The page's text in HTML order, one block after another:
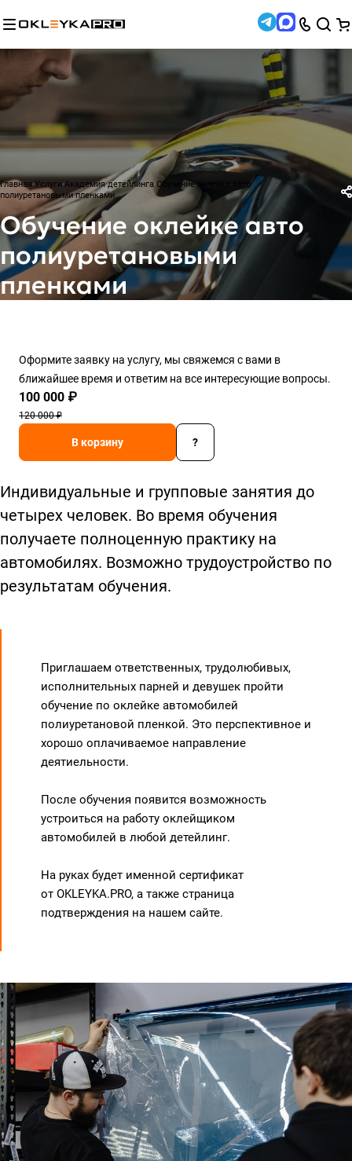
Главная Услуги Академия детейлинга Обучение оклейке авто
полиуретановыми пленками
Обучение оклейке авто
полиуретановыми
пленками
Оформите заявку на услугу, мы свяжемся с вами в
ближайшее время и ответим на все интересующие вопросы.
100 000 ₽
120 000 ₽
В корзину ?
Индивидуальные и групповые занятия до
четырех человек. Во время обучения
получаете полноценную практику на
автомобилях. Возможно трудоустройство по
результатам обучения.
Приглашаем ответственных, трудолюбивых,
исполнительных парней и девушек пройти
обучение по оклейке автомобилей
полиуретановой пленкой. Это перспективное и
хорошо оплачиваемое направление
деятиельности.
После обучения появится возможность
устроиться на работу оклейщиком
автомобилей в любой детейлинг.
На руках будет именной сертификат
от OKLEYKA.PRO, а также страница
подтверждения на нашем сайте.